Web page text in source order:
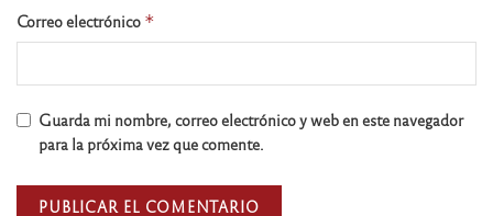
Correo electrónico *
Guarda mi nombre, correo electrónico y web en este navegador
para la próxima vez que comente.